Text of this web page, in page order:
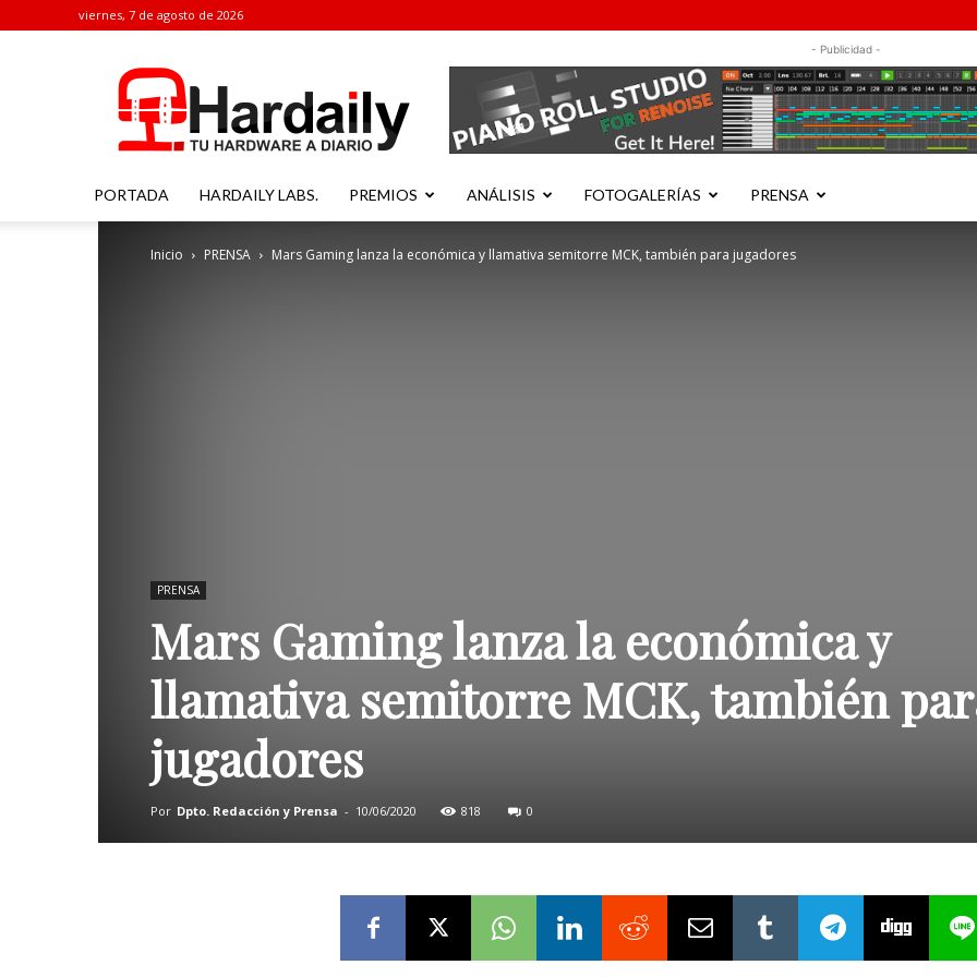
viernes, 7 de agosto de 2026
- Publicidad -
PORTADA HARDAILY LABS. PREMIOS ANÁLISIS FOTOGALERÍAS PRENSA
Inicio PRENSA Mars Gaming lanza la económica y llamativa semitorre MCK, también para jugadores
PRENSA
Mars Gaming lanza la económica y
llamativa semitorre MCK, también
jugadores
Por Dpto. Redacción y Prensa - 10/06/2020 818 0